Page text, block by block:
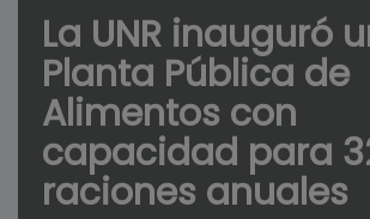
La UNR inauguró
Planta Pública de
Alimentos con
capacidad para
raciones anuales